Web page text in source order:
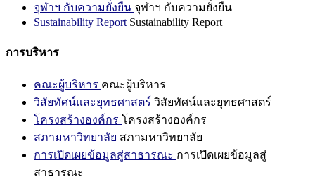
จุฬาฯ กับความยั่งยืน จุฬาฯ กับความยั่งยืน
Sustainability Report Sustainability Report
การบริหาร
คณะผู้บริหาร คณะผู้บริหาร
วิสัยทัศน์และยุทธศาสตร์ วิสัยทัศน์และยุทธศาสตร์
โครงสร้างองค์กร โครงสร้างองค์กร
สภามหาวิทยาลัย สภามหาวิทยาลัย
การเปิดเผยข้อมูลสู่สาธารณะ การเปิดเผยข้อมูลสู่
สาธารณะ